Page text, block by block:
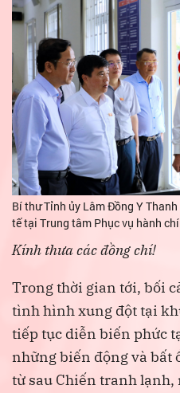
Bí thư Tỉnh ủy Lâm Đồng Y
tế tại Trung tâm Phục vụ hành
Kính thưa các đồng chí!
Trong thời gian tới, bối
tình hình xung đột tại
tiếp tục diễn biến phức
những biến động và bất
từ sau Chiến tranh lạnh,